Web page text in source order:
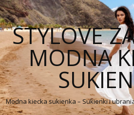
STYLOVE
MODNA
Modna kiecka sukienka – Sukienki i